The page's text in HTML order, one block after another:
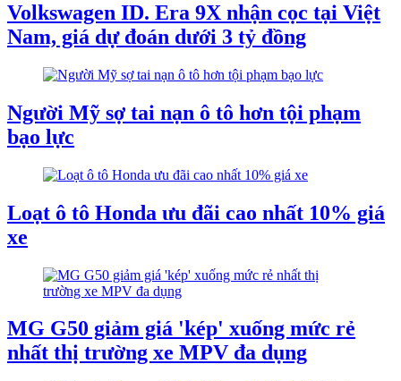
Volkswagen ID. Era 9X nhận cọc tại Việt
Nam, giá dự đoán dưới 3 tỷ đồng
Người Mỹ sợ tai nạn ô tô hơn tội phạm
bạo lực
Loạt ô tô Honda ưu đãi cao nhất 10% giá
xe
MG G50 giảm giá 'kép' xuống mức rẻ
nhất thị trường xe MPV đa dụng